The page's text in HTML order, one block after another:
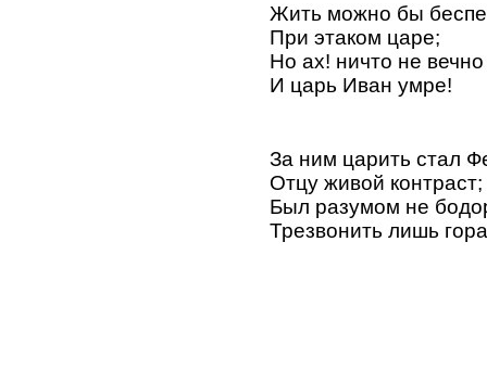
Жить можно бы
При этаком царе;
Но ах! ничто не вечно
И царь Иван умре!
За ним царить стал
Отцу живой контраст;
Был разумом не
Трезвонить лишь